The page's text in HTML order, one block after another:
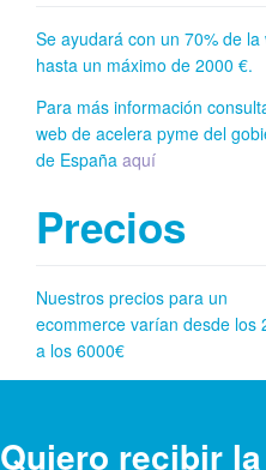
Se ayudará con un 70% de la
hasta un máximo de 2000 €.
Para más información
web de acelera pyme del
de España aquí
Precios
Nuestros precios para un
ecommerce varían desde los
a los 6000€
Quiero recibir